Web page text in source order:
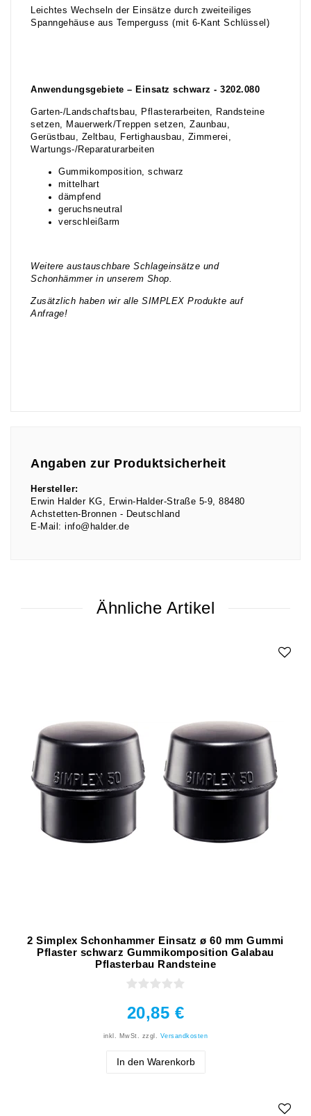
Leichtes Wechseln der Einsätze durch zweiteiliges
Spanngehäuse aus Temperguss (mit 6-Kant Schlüssel)
Anwendungsgebiete – Einsatz schwarz - 3202.080
Garten-/Landschaftsbau, Pflasterarbeiten, Randsteine
setzen, Mauerwerk/Treppen setzen, Zaunbau,
Gerüstbau, Zeltbau, Fertighausbau, Zimmerei,
Wartungs-/Reparaturarbeiten
Gummikomposition, schwarz
mittelhart
dämpfend
geruchsneutral
verschleißarm
Weitere austauschbare Schlageinsätze und
Schonhämmer in unserem Shop.
Zusätzlich haben wir alle SIMPLEX Produkte auf
Anfrage!
Angaben zur Produktsicherheit
Hersteller:
Erwin Halder KG
Erwin-Halder-Straße 5-9
88480
Achstetten-Bronnen
Deutschland
E-Mail: info@halder.de
Ähnliche Artikel
2 Simplex Schonhammer Einsatz ø 60 mm Gummi
Pflaster schwarz Gummikomposition Galabau
Pflasterbau Randsteine
20,85 €
inkl. MwSt. zzgl. Versandkosten
In den Warenkorb